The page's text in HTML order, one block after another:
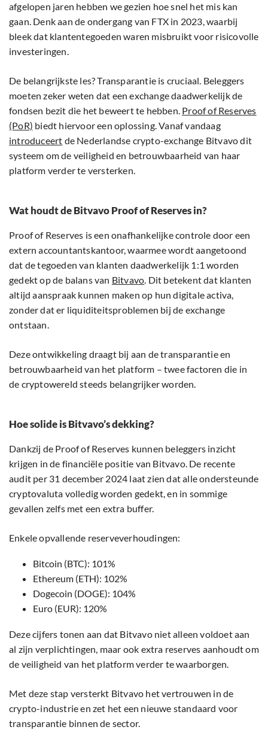
afgelopen jaren hebben we gezien hoe snel het mis kan
gaan. Denk aan de ondergang van FTX in 2023, waarbij
bleek dat klantentegoeden waren misbruikt voor risicovolle
investeringen.
De belangrijkste les? Transparantie is cruciaal. Beleggers
moeten zeker weten dat een exchange daadwerkelijk de
fondsen bezit die het beweert te hebben. Proof of Reserves
(PoR) biedt hiervoor een oplossing. Vanaf vandaag
introduceert de Nederlandse crypto-exchange Bitvavo dit
systeem om de veiligheid en betrouwbaarheid van haar
platform verder te versterken.
Wat houdt de Bitvavo Proof of Reserves in?
Proof of Reserves is een onafhankelijke controle door een
extern accountantskantoor, waarmee wordt aangetoond
dat de tegoeden van klanten daadwerkelijk 1:1 worden
gedekt op de balans van Bitvavo. Dit betekent dat klanten
altijd aanspraak kunnen maken op hun digitale activa,
zonder dat er liquiditeitsproblemen bij de exchange
ontstaan.
Deze ontwikkeling draagt bij aan de transparantie en
betrouwbaarheid van het platform – twee factoren die in
de cryptowereld steeds belangrijker worden.
Hoe solide is Bitvavo’s dekking?
Dankzij de Proof of Reserves kunnen beleggers inzicht
krijgen in de financiële positie van Bitvavo. De recente
audit per 31 december 2024 laat zien dat alle ondersteunde
cryptovaluta volledig worden gedekt, en in sommige
gevallen zelfs met een extra buffer.
Enkele opvallende reserveverhoudingen:
Bitcoin (BTC): 101%
Ethereum (ETH): 102%
Dogecoin (DOGE): 104%
Euro (EUR): 120%
Deze cijfers tonen aan dat Bitvavo niet alleen voldoet aan
al zijn verplichtingen, maar ook extra reserves aanhoudt om
de veiligheid van het platform verder te waarborgen.
Met deze stap versterkt Bitvavo het vertrouwen in de
crypto-industrie en zet het een nieuwe standaard voor
transparantie binnen de sector.